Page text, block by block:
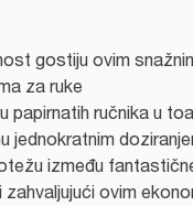
gostiju ovim
za ruke
papirnatih ručnika u
jednokratnim
između
ovim